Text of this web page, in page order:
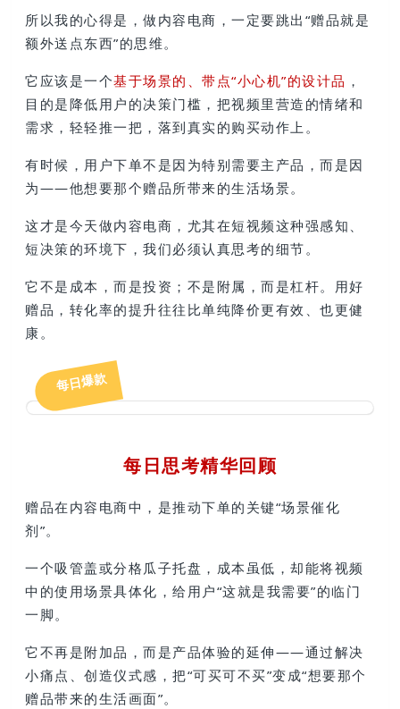
所以我的心得是，做内容电商，一定要跳出“赠品就是
额外送点东西”的思维。
它应该是一个基于场景的、带点“小心机”的设计品 ，
目的是降低用户的决策门槛，把视频里营造的情绪和
需求，轻轻推一把，落到真实的购买动作上。
有时候，用户下单不是因为特别需要主产品，而是因
为——他想要那个赠品所带来的生活场景。
这才是今天做内容电商，尤其在短视频这种强感知、
短决策的环境下，我们必须认真思考的细节。
它不是成本，而是投资；不是附属，而是杠杆。用好
赠品，转化率的提升往往比单纯降价更有效、也更健
康。
每日爆款
每日思考精华回顾
赠品在内容电商中，是推动下单的关键“场景催化
剂”。
一个吸管盖或分格瓜子托盘，成本虽低，却能将视频
中的使用场景具体化，给用户“这就是我需要”的临门
一脚。
它不再是附加品，而是产品体验的延伸——通过解决
小痛点、创造仪式感，把“可买可不买”变成“想要那个
赠品带来的生活画面”。